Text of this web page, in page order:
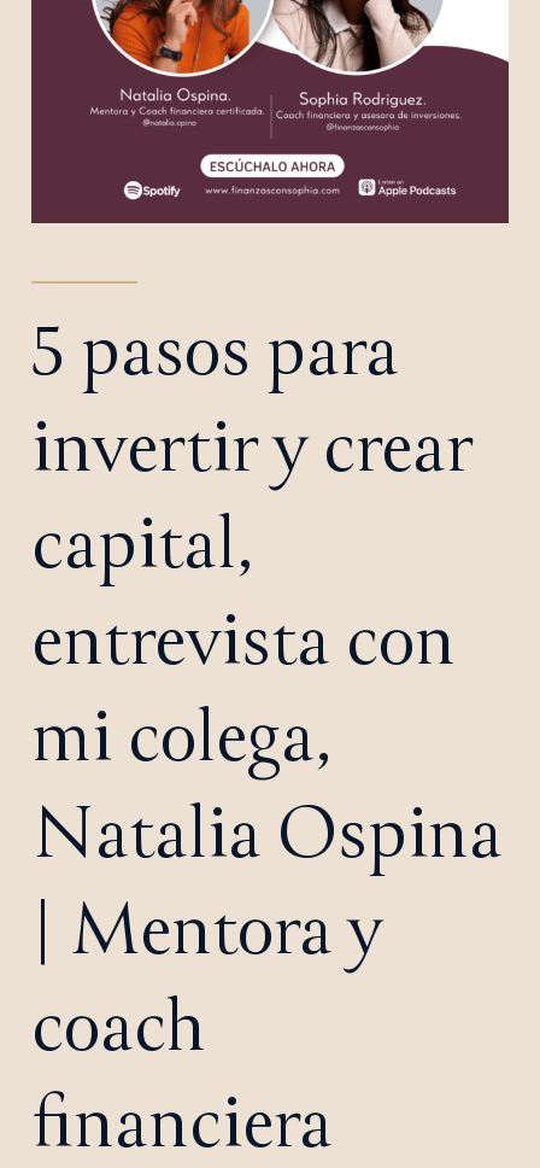
5 pasos para
invertir y crear
capital,
entrevista con
mi colega,
Natalia Ospina
| Mentora y
coach
financiera